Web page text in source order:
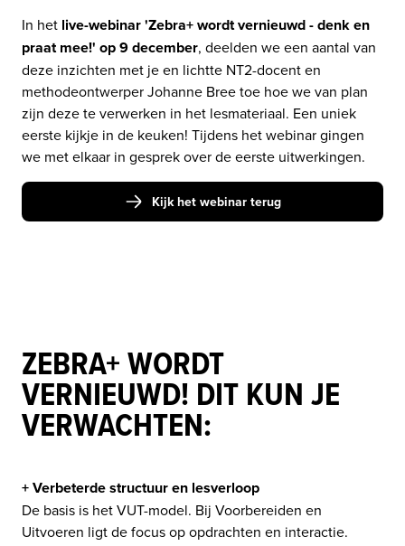
In het live-webinar 'Zebra+ wordt vernieuwd - denk en
praat mee!' op 9 december, deelden we een aantal van
deze inzichten met je en lichtte NT2-docent en
methodeontwerper Johanne Bree toe hoe we van plan
zijn deze te verwerken in het lesmateriaal. Een uniek
eerste kijkje in de keuken! Tijdens het webinar gingen
we met elkaar in gesprek over de eerste uitwerkingen.
Kijk het webinar terug
ZEBRA+ WORDT
VERNIEUWD! DIT KUN JE
VERWACHTEN:
+ Verbeterde structuur en lesverloop
De basis is het VUT-model. Bij Voorbereiden en
Uitvoeren ligt de focus op opdrachten en interactie.